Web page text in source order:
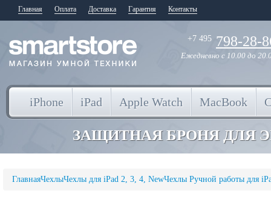
Главная Оплата Доставка Гарантия Контакты
+7 495 798-28-
Ежедневно с 10.00 до
iPhone iPad Apple Watch MacBook
ЗАЩИТНАЯ БРОНЯ ДЛЯ
ГлавнаяЧехлыЧехлы для iPad 2, 3, 4, NewЧехлы Ручной работы для